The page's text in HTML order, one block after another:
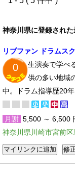
神奈川県に登録され
リブファン ドラムス
0
生演奏で学べ
供の多い地域
中。ドラム指導歴20
月謝 5,500 ～ 6,500
神奈川県川崎市宮前